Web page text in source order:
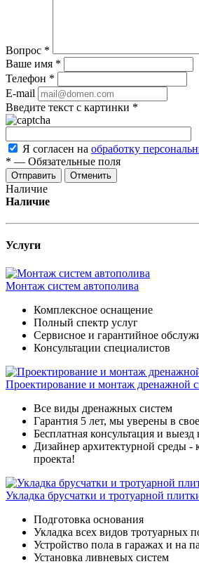
Вопрос *
Ваше имя *
Телефон *
E-mail
Введите текст с картинки *
Я согласен на обработку
* — Обязательные поля
Отменить
Наличие
Наличие
Услуги
Монтаж систем автополива
Комплексное оснащение
Полный спектр услуг
Сервисное и гарантийное
Консультации специалистов
Проектирование и монтаж дренажной
Все виды дренажных систем
Гарантия 5 лет, мы уверены в
Бесплатная консультация и выезд
Дизайнер архитектурной среды -
проекта!
Укладка брусчатки и тротуарной
Подготовка основания
Укладка всех видов тротуарных
Устройство пола в гаражах и на
Установка ливневых систем